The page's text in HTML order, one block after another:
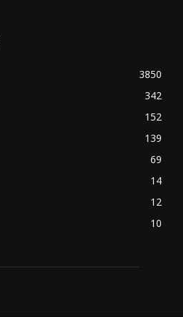
3850
342
152
139
69
14
12
10